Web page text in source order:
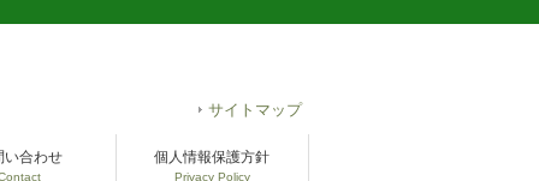
サイトマップ
い合わせ 個人情報保護方針
Privacy Policy